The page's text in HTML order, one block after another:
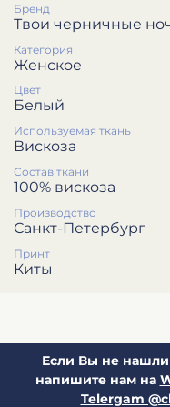
Бренд
Твои черничные
Категория
Женское
Цвет
Белый
Используемая ткань
Вискоза
Состав ткани
100% вискоза
Производство
Санкт-Петербург
Принт
Киты
Если Вы не
напишите нам на
Telergam